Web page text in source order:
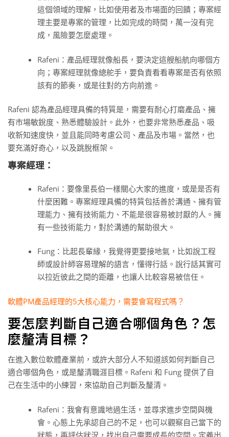
這個領域的理解，比如使用者及市場面的回饋；專案經
理主要是專案的管理，比如完成的時間，萬一沒有完
成，風險要怎麼處理。
Rafeni：產品經理就像船長，要決定這艘船航向哪個方
向；專案經理就像總舵手，要負責看看專案是否有依照
該有的節奏，或是往對的方向前進。
Rafeni 認為產品經理具備的特質是，需要有耐心打磨產品、擁
有市場敏銳度、熟悉體驗設計。此外，也要非常熟悉產品、吸
收新知速度快，並且能同時考慮公司、產品及市場。當然，也
要充滿好奇心，以及跳脫框架。
專案經理：
Rafeni：要像里長伯一樣關心大家的進度，或是是否有
什麼困難。專案經理具備的特質包括善於溝通、擁有管
理能力、擁有技術能力、不能是很容易被討厭的人。擁
有一些技術能力，對於溝通的幫助很大。
Fung：比起長輩緣，我覺得更要接地氣，比如說工程
師或設計師容易理解的語言，懂得行話。說行話其實可
以拉近彼此之間的距離，也讓人比較容易被信任。
軟體PM產品經理的5大核心能力，需要會寫程式嗎？
要怎麼判斷自己適合哪個角色？怎
麼釐清目標？
在進入數位軟體產業前，或許大部分人不知道該如何判斷自己
適合哪個角色，或是釐清職涯目標。Rafeni 和 Fung 提供了自
己在生活中的小練習，來協助自己判斷及釐清。
Rafeni：我會有意識地過生活，並尋求進步空間與機
會。心態上先承認自己的不足，也可以觀察自己當下的
狀態，再評估狀況，找出自己需要成長的空間。定義出